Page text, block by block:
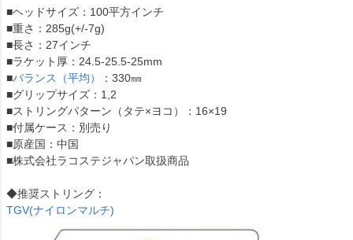
■ヘッドサイズ：100平方インチ
■重さ：285g(+/-7g)
■長さ：27インチ
■ラケット厚：24.5-25.5-25mm
■バランス（平均）
：330㎜
■グリップサイズ：1,2
■ストリングパターン（タテ×ヨコ）：16×19
■付属ケース：別売り
■原産国：中国
■株式会社ラコステジャパン取扱商品
◆推奨ストリング：
TGV(ナイロンマルチ)